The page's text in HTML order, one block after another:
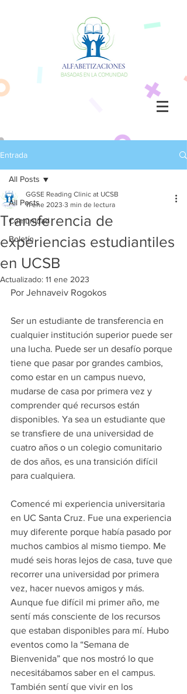
Entrada
All Posts
Comunidad
Boletín
All Posts
Transferencia de
experiencias estudiantiles
en UCSB
GGSE Reading Clinic at UCSB
11 ene 2023 3 min de lectura
Actualizado: 11 ene 2023
Por Jehnaveiv Rogokos
Ser un estudiante de transferencia en
cualquier institución superior puede ser
una lucha. Puede ser un desafío porque
tiene que pasar por grandes cambios,
como estar en un campus nuevo,
mudarse de casa por primera vez y
comprender qué recursos están
disponibles. Ya sea un estudiante que
se transfiere de una universidad de
cuatro años o un colegio comunitario
de dos años, es una transición difícil
para cualquiera.
Comencé mi experiencia universitaria
en UC Santa Cruz. Fue una experiencia
muy diferente porque había pasado por
muchos cambios al mismo tiempo. Me
mudé seis horas lejos de casa, tuve que
recorrer una universidad por primera
vez, hacer nuevos amigos y más.
Aunque fue difícil mi primer año, me
sentí más consciente de los recursos
que estaban disponibles para mí. Hubo
eventos como la “Semana de
Bienvenida” que nos mostró lo que
necesitábamos saber en el campus.
También sentí que vivir en los